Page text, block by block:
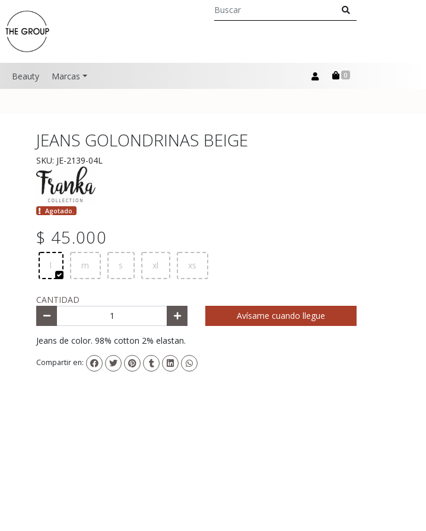
Beauty Marcas 0
JEANS GOLONDRINAS BEIGE
SKU: JE-2139-04L
Agotado.
$ 45.000
l m s xl xs
CANTIDAD
Avísame cuando llegue
Jeans de color. 98% cotton 2% elastan.
Compartir en: